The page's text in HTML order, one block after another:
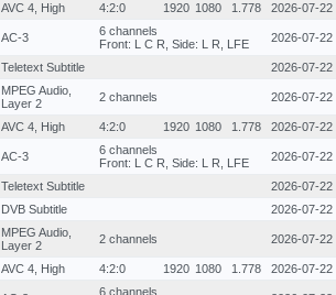
AVC 4, High 4:2:0 1920 1080 1.778 2026-07-22
AC-3
6 channels
Front: L C R, Side: L R, LFE
2026-07-22
Teletext Subtitle 2026-07-22
MPEG Audio,
Layer 2
2 channels 2026-07-22
AVC 4, High 4:2:0 1920 1080 1.778 2026-07-22
AC-3
6 channels
Front: L C R, Side: L R, LFE
2026-07-22
Teletext Subtitle
2026-07-22
DVB Subtitle 2026-07-22
MPEG Audio,
Layer 2
2 channels 2026-07-22
AVC 4, High 4:2:0 1920 1080 1.778 2026-07-22
6 channels